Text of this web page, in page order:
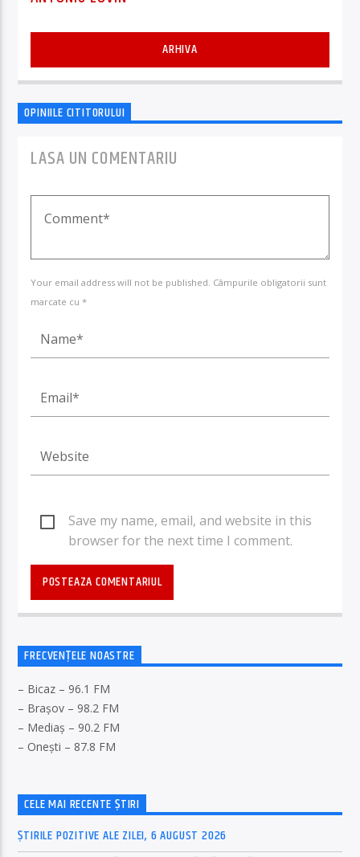
ARHIVA
OPINIILE CITITORULUI
LASA UN COMENTARIU
Your email address will not be published. Câmpurile obligatorii sunt
marcate cu *
Save my name, email, and website in this
browser for the next time I comment.
FRECVENȚELE NOASTRE
– Bicaz – 96.1 FM
– Brașov – 98.2 FM
– Mediaș – 90.2 FM
– Onești – 87.8 FM
CELE MAI RECENTE ȘTIRI
ȘTIRILE POZITIVE ALE ZILEI, 6 AUGUST 2026